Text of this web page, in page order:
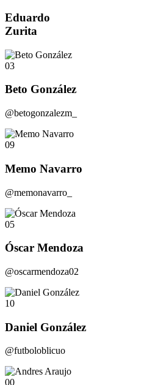
Eduardo
Zurita
03
Beto González
@betogonzalezm_
09
Memo Navarro
@memonavarro_
05
Óscar Mendoza
@oscarmendoza02
10
Daniel González
@futboloblicuo
00